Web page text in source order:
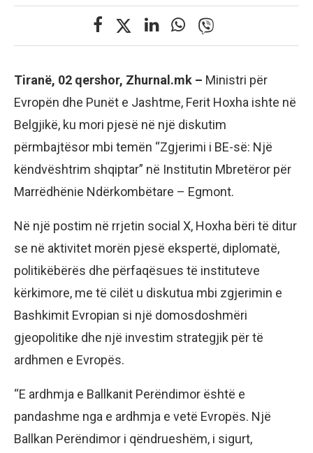
Tiranë, 02 qershor, Zhurnal.mk – Ministri për
Evropën dhe Punët e Jashtme, Ferit Hoxha ishte në
Belgjikë, ku mori pjesë në një diskutim
përmbajtësor mbi temën “Zgjerimi i BE-së: Një
këndvështrim shqiptar” në Institutin Mbretëror për
Marrëdhënie Ndërkombëtare – Egmont.
Në një postim në rrjetin social X, Hoxha bëri të ditur
se në aktivitet morën pjesë ekspertë, diplomatë,
politikëbërës dhe përfaqësues të instituteve
kërkimore, me të cilët u diskutua mbi zgjerimin e
Bashkimit Evropian si një domosdoshmëri
gjeopolitike dhe një investim strategjik për të
ardhmen e Evropës.
“E ardhmja e Ballkanit Perëndimor është e
pandashme nga e ardhmja e vetë Evropës. Një
Ballkan Perëndimor i qëndrueshëm, i sigurt,